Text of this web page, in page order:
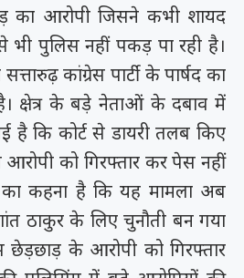
का आरोपी जिसने कभी शायद
भी पुलिस नहीं पकड़ पा रही है।
कांग्रेस पार्टी के पार्षद का
क्षेत्र के बड़े नेताओं के दबाव में
कि कोर्ट से डायरी तलब किए
को गिरफ्तार कर पेस नहीं
का कहना है कि यह मामला अब
ठाकुर के लिए चुनौती बन गया
के आरोपी को गिरफ्तार